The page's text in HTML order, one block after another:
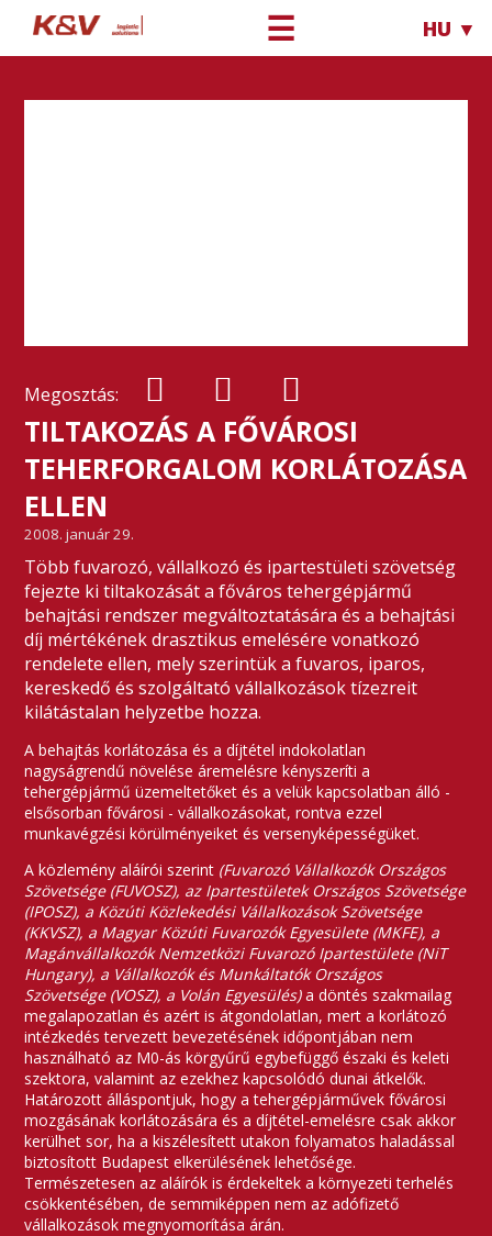
☰ HU ▼
Megosztás:
TILTAKOZÁS A FŐVÁROSI
TEHERFORGALOM KORLÁTOZÁSA
ELLEN
2008. január 29.
Több fuvarozó, vállalkozó és ipartestületi szövetség
fejezte ki tiltakozását a főváros tehergépjármű
behajtási rendszer megváltoztatására és a behajtási
díj mértékének drasztikus emelésére vonatkozó
rendelete ellen, mely szerintük a fuvaros, iparos,
kereskedő és szolgáltató vállalkozások tízezreit
kilátástalan helyzetbe hozza.
A behajtás korlátozása és a díjtétel indokolatlan
nagyságrendű növelése áremelésre kényszeríti a
tehergépjármű üzemeltetőket és a velük kapcsolatban álló -
elsősorban fővárosi - vállalkozásokat, rontva ezzel
munkavégzési körülményeiket és versenyképességüket.
A közlemény aláírói szerint (Fuvarozó Vállalkozók Országos
Szövetsége (FUVOSZ), az Ipartestületek Országos Szövetsége
(IPOSZ), a Közúti Közlekedési Vállalkozások Szövetsége
(KKVSZ), a Magyar Közúti Fuvarozók Egyesülete (MKFE), a
Magánvállalkozók Nemzetközi Fuvarozó Ipartestülete (NiT
Hungary), a Vállalkozók és Munkáltatók Országos
Szövetsége (VOSZ), a Volán Egyesülés)a döntés szakmailag
megalapozatlan és azért is átgondolatlan, mert a korlátozó
intézkedés tervezett bevezetésének időpontjában nem
használható az M0-ás körgyűrű egybefüggő északi és keleti
szektora, valamint az ezekhez kapcsolódó dunai átkelők.
Határozott álláspontjuk, hogy a tehergépjárművek fővárosi
mozgásának korlátozására és a díjtétel-emelésre csak akkor
kerülhet sor, ha a kiszélesített utakon folyamatos haladással
biztosított Budapest elkerülésének lehetősége.
Természetesen az aláírók is érdekeltek a környezeti terhelés
csökkentésében, de semmiképpen nem az adófizető
vállalkozások megnyomorítása árán.